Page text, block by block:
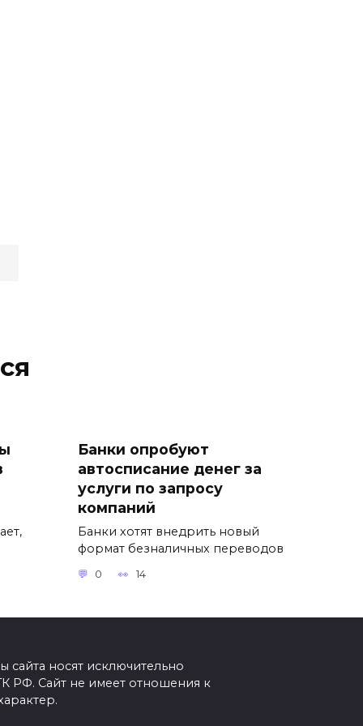
Банки опробуют
автосписание денег за
услуги по запросу
компаний
Банки хотят внедрить новый
формат безналичных переводов
0 14
носят исключительно
РФ. Сайт не имеет отношения к